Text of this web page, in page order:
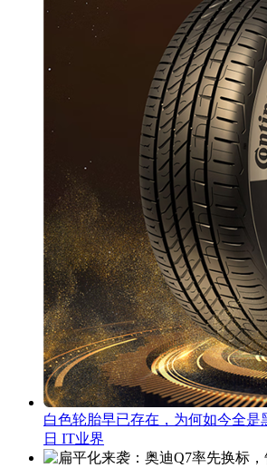
白色轮胎早已存在，为何如今全是
日 IT业界